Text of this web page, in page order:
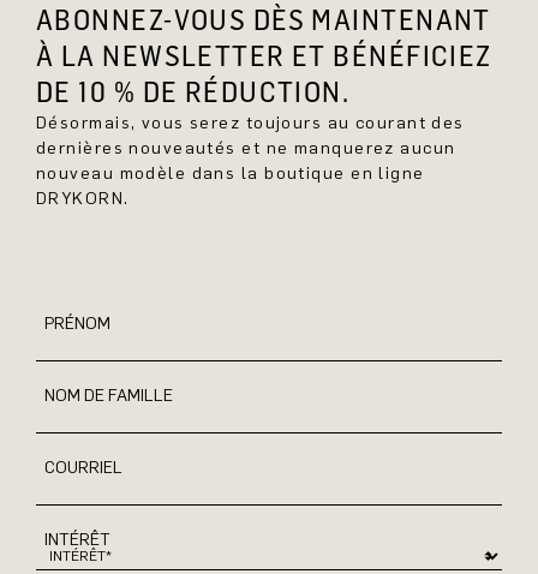
ABONNEZ-VOUS DÈS MAINTENANT
À LA NEWSLETTER ET BÉNÉFICIEZ
DE 10 % DE RÉDUCTION.
Désormais, vous serez toujours au courant des
dernières nouveautés et ne manquerez aucun
nouveau modèle dans la boutique en ligne
DRYKORN.
PRÉNOM
NOM DE FAMILLE
COURRIEL
INTÉRÊT